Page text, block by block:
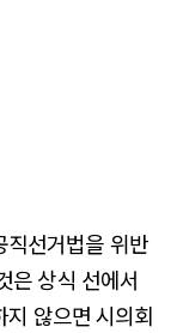
선거법을 위반
은 상식 선에서
않으면 시의회